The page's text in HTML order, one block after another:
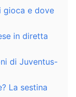
gioca e dove
in diretta
di Juventus-
La sestina